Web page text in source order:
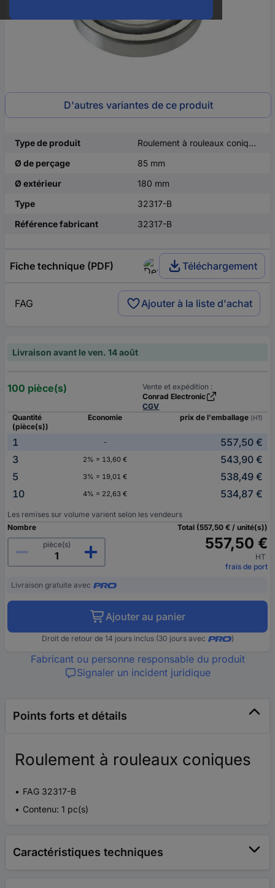
D'autres variantes de ce produit
Type de produit
Roulement à rouleaux coniques
Ø de perçage
85 mm
Ø extérieur
180 mm
Type
32317-B
Référence fabricant
32317-B
Fiche technique (PDF) Téléchargement
FAG Ajouter à la liste d'achat
Livraison avant le ven. 14 août
100 pièce(s)
Vente et expédition :
Conrad Electronic
CGV
Quantité
(pièce(s))
Economie prix de l'emballage (HT)
1 -
557,50 €
3
2% = 13,60 €
543,90 €
5
3% = 19,01 €
538,49 €
10
4% = 22,63 € 534,87 €
Les remises sur volume varient selon les vendeurs
Nombre
pièce(s)
Total (557,50 € / unité(s))
557,50 €
HT
frais de port
Livraison gratuite avec
Ajouter au panier
Droit de retour de 14 jours inclus (30 jours avec )
Fabricant ou personne responsable du produit
Signaler un incident juridique
Points forts et détails
Roulement à rouleaux coniques
FAG 32317-B
Contenu: 1 pc(s)
Caractéristiques techniques